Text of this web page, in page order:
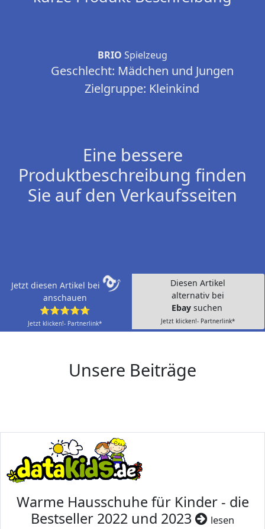
BRIO Spielzeug
Geschlecht: Mädchen und Jungen
Zielgruppe: Kleinkind
Eine bessere
Produktbeschreibung finden
Sie auf den Verkaufsseiten
Jetzt diesen Artikel bei
anschauen
⭐⭐⭐⭐⭐
Jetzt klicken!- Partnerlink*
Diesen Artikel
alternativ bei
Ebay suchen
Jetzt klicken!- Partnerlink*
Unsere Beiträge
Warme Hausschuhe für Kinder - die
Bestseller 2022 und 2023
lesen